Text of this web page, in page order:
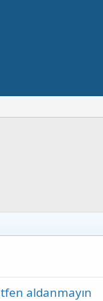
aldanmayın